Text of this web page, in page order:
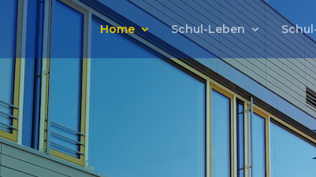
Home Schul-Leben